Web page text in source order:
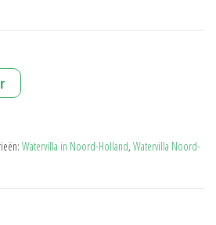
Watervilla in Noord-Holland, Watervilla Noord-